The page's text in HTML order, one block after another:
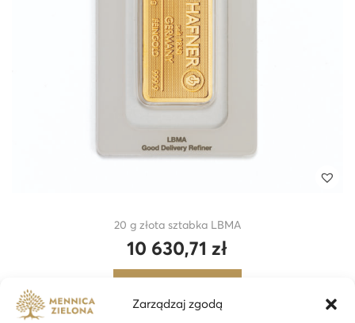
Zarządzaj zgodą
20 g złota sztabka LBMA
10 630,71zł